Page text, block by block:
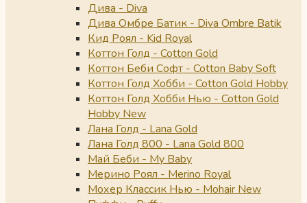
Дива - Diva
Дива Омбре Батик - Diva Ombre Batik
Кид Роял - Kid Royal
Коттон Голд - Cotton Gold
Коттон Беби Софт - Cotton Baby Soft
Коттон Голд Хобби - Cotton Gold Hobby
Коттон Голд Хобби Нью - Cotton Gold
Hobby New
Лана Голд - Lana Gold
Лана Голд 800 - Lana Gold 800
Май Беби - My Baby
Мерино Роял - Merino Royal
Мохер Классик Нью - Mohair New